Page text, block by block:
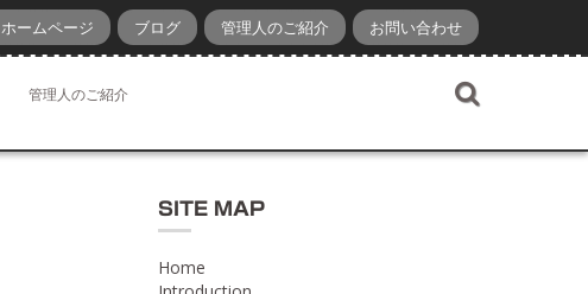
ホームページ ブログ 管理人のご紹介 お問い合わせ
管理人のご紹介
SITE MAP
Home